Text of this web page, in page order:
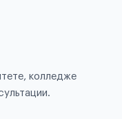
колледже